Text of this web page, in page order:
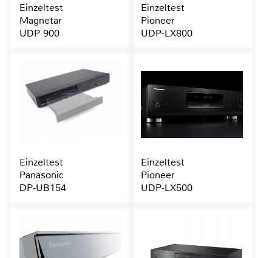
Einzeltest
Magnetar
UDP 900
Einzeltest
Pioneer
UDP-LX800
Einzeltest
Panasonic
DP-UB154
Einzeltest
Pioneer
UDP-LX500